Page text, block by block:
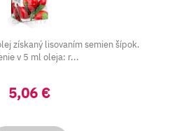
získaný lisovaním semien šípok.
v 5 ml oleja: r...
5,06 €